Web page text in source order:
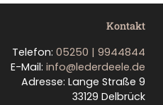
Kontakt
Telefon: 05250 | 9944844
E-Mail: info@lederdeele.de
Adresse: Lange Straße 9
33129 Delbrück